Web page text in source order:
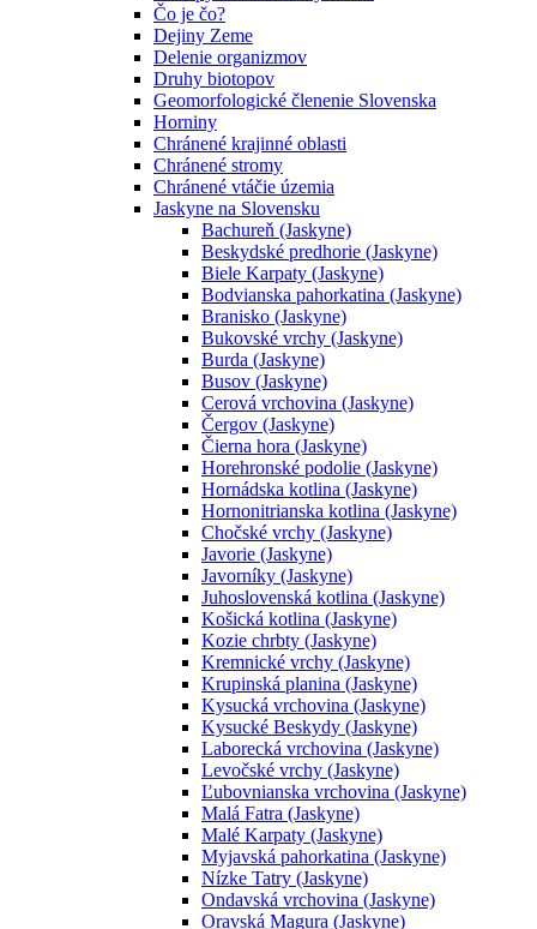
Čo je čo?
Dejiny Zeme
Delenie organizmov
Druhy biotopov
Geomorfologické členenie Slovenska
Horniny
Chránené krajinné oblasti
Chránené stromy
Chránené vtáčie územia
Jaskyne na Slovensku
Bachureň (Jaskyne)
Beskydské predhorie (Jaskyne)
Biele Karpaty (Jaskyne)
Bodvianska pahorkatina (Jaskyne)
Branisko (Jaskyne)
Bukovské vrchy (Jaskyne)
Burda (Jaskyne)
Busov (Jaskyne)
Cerová vrchovina (Jaskyne)
Čergov (Jaskyne)
Čierna hora (Jaskyne)
Horehronské podolie (Jaskyne)
Hornádska kotlina (Jaskyne)
Hornonitrianska kotlina (Jaskyne)
Chočské vrchy (Jaskyne)
Javorie (Jaskyne)
Javorníky (Jaskyne)
Juhoslovenská kotlina (Jaskyne)
Košická kotlina (Jaskyne)
Kozie chrbty (Jaskyne)
Kremnické vrchy (Jaskyne)
Krupinská planina (Jaskyne)
Kysucká vrchovina (Jaskyne)
Kysucké Beskydy (Jaskyne)
Laborecká vrchovina (Jaskyne)
Levočské vrchy (Jaskyne)
Ľubovnianska vrchovina (Jaskyne)
Malá Fatra (Jaskyne)
Malé Karpaty (Jaskyne)
Myjavská pahorkatina (Jaskyne)
Nízke Tatry (Jaskyne)
Ondavská vrchovina (Jaskyne)
Oravská Magura (Jaskyne)